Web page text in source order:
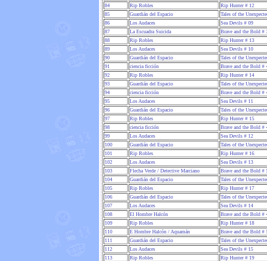
84
Rip Robles
Rip Hunter # 12
85
Guardián del Espacio
Tales of the
86
Los Audaces
Sea Devils # 09
87
La Escuadra Suicida
Brave and the Bold #
88
Rip Robles
Rip Hunter # 13
89
Los Audaces
Sea Devils # 10
90
Guardián del Espacio
Tales of the
91
ciencia ficción
Brave and the Bold #
92
Rip Robles
Rip Hunter # 14
93
Guardián del Espacio
Tales of the
94
ciencia ficción
Brave and the Bold #
95
Los Audaces
Sea Devils # 11
96
Guardián del Espacio
Tales of the
97
Rip Robles
Rip Hunter # 15
98
ciencia ficción
Brave and the Bold #
99
Los Audaces
Sea Devils # 12
100
Guardián del Espacio
Tales of the
101
Rip Robles
Rip Hunter # 16
102
Los Audaces
Sea Devils # 13
103
Flecha Verde / Detective Marciano
Brave and the Bold #
104
Guardián del Espacio
Tales of the
105
Rip Robles
Rip Hunter # 17
106
Guardián del Espacio
Tales of the
107
Los Audaces
Sea Devils # 14
108
El Hombre Halcón
Brave and the Bold #
109
Rip Robles
Rip Hunter # 18
110
E Hombre Halcón / Aquamán
Brave and the Bold #
111
Guardián del Espacio
Tales of the
112
Los Audaces
Sea Devils # 15
113
Rip Robles
Rip Hunter # 19